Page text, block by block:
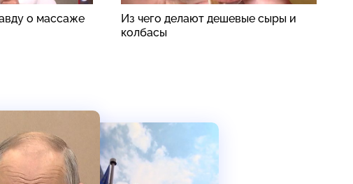
о массаже
Из чего делают дешевые сыры и
колбасы